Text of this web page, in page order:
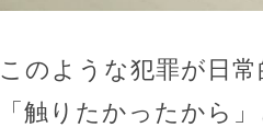
このような犯罪が日
「触りたかったから